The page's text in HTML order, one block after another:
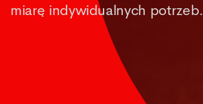
miarę indywidualnych potrzeb.